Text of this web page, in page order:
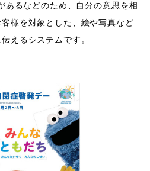
あるなどのため、自分の意思を相
様を対象とした、絵や写真など
えるシステムです。